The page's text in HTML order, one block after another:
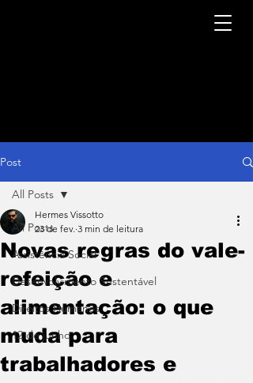
Post
All Posts
Assistência Social
Desenvolvimento Sustentável
Direitos Humanos
12 de junho
All Posts
Novas regras do vale-
refeição e
alimentação: o que
muda para
trabalhadores e
Hermes Vissotto
23 de fev. 3 min de leitura